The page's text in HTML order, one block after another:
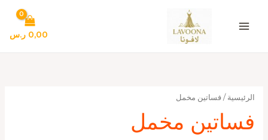
المحتوى
0,00 ر.س
الرئيسية / فساتين مخمل
فساتين مخمل